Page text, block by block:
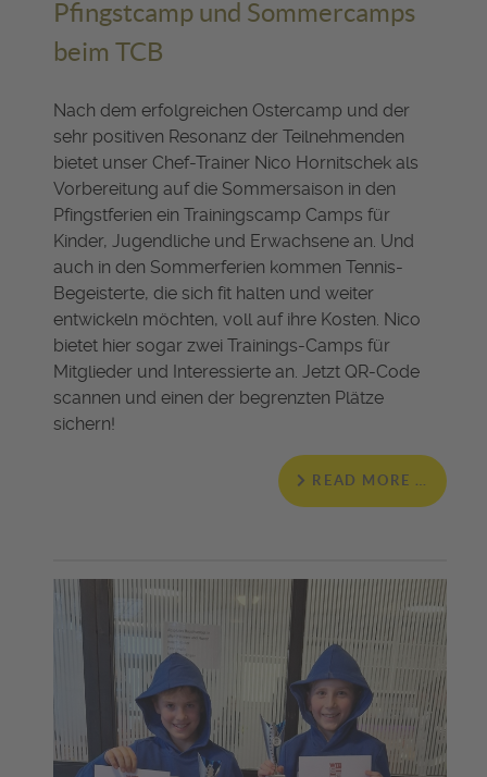
Pfingstcamp und Sommercamps
beim TCB
Nach dem erfolgreichen Ostercamp und der
sehr positiven Resonanz der Teilnehmenden
bietet unser Chef-Trainer Nico Hornitschek als
Vorbereitung auf die Sommersaison in den
Pfingstferien ein Trainingscamp Camps für
Kinder, Jugendliche und Erwachsene an. Und
auch in den Sommerferien kommen Tennis-
Begeisterte, die sich fit halten und weiter
entwickeln möchten, voll auf ihre Kosten. Nico
bietet hier sogar zwei Trainings-Camps für
Mitglieder und Interessierte an. Jetzt QR-Code
scannen und einen der begrenzten Plätze
sichern!
READ MORE …